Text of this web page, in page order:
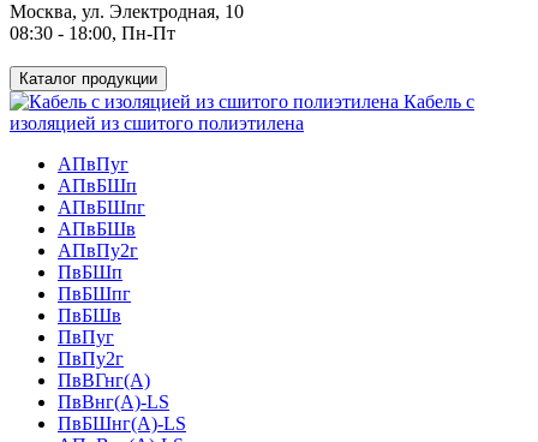
Москва, ул. Электродная, 10
08:30 - 18:00, Пн-Пт
Каталог продукции
Кабель с
изоляцией из сшитого полиэтилена
АПвПуг
АПвБШп
АПвБШпг
АПвБШв
АПвПу2г
ПвБШп
ПвБШпг
ПвБШв
ПвПуг
ПвПу2г
ПвВГнг(А)
ПвВнг(А)-LS
ПвБШнг(А)-LS